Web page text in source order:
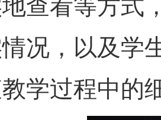
查看等方式
况，以及学
学过程中的